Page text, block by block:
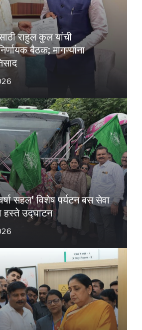
राहुल कुल यांची
बैठक; मागण्यांना
सहल’ विशेष पर्यटन बस सेवा
हस्ते उद्घाटन